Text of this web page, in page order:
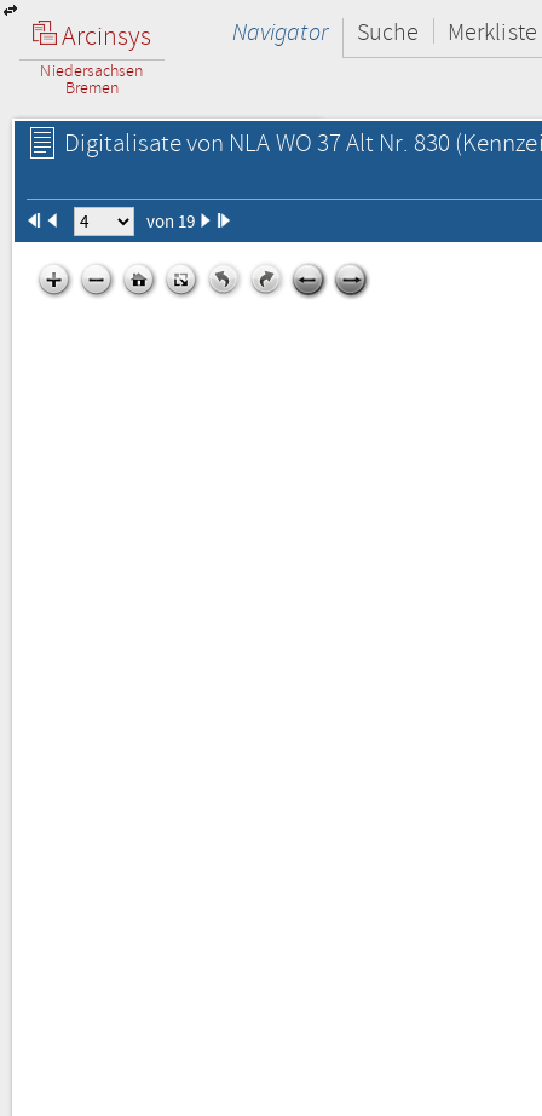
Arcinsys
Niedersachsen
Bremen
Navigator Suche Merkliste
Digitalisate von NLA WO 37 Alt Nr. 830
von 19